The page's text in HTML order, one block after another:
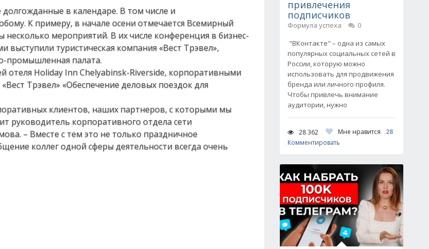
в календаре. В том числе и
К примеру, в начале осени отмечается Всемирный
мероприятий. В их числе конференция в бизнес-
выступили туристическая компания «Вест Трэвел»,
промышленная палата.
отеля Holiday Inn Chelyabinsk-Riverside, корпоративными
Трэвел» «Обеспечение деловых поездок для
клиентов, наших партнеров, с которыми мы
руководитель корпоративного отдела сети
– Вместе с тем это не только праздничное
коллег одной сферы деятельности всегда очень
привлечения
подписчиков
Формула успеха
0
"ВКонтакте" – одна из самых
популярных социальных сетей в
России, которую можно
использовать для продвижения
бренда или личного профиля.
Чтобы привлечь внимание
аудитории, нужно
28 362 Мне нравится
28
Комментировать